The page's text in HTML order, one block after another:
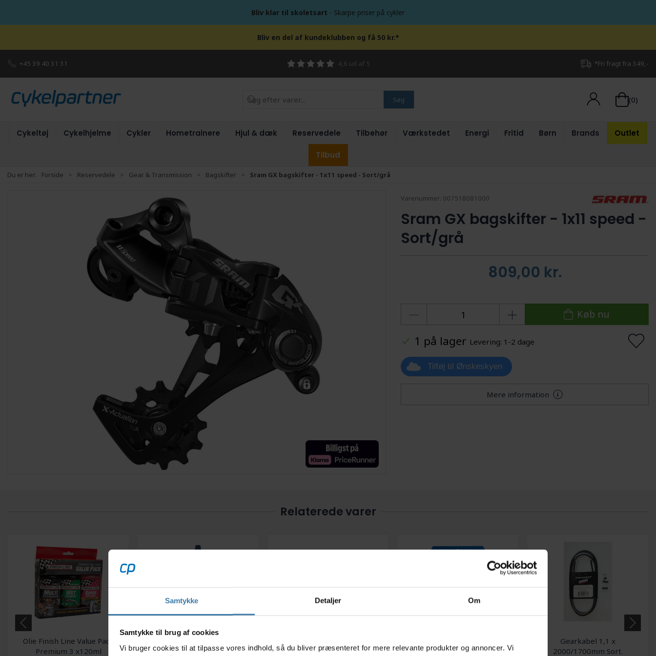
Samtykke Detaljer Om
Samtykke til brug af cookies
Vi bruger cookies til at tilpasse vores indhold, så du bliver præsenteret for mere relevante produkter og annoncer. Vi
Bliv klar til skoletsart - Skarpe priser på cykler
Bliv en del af kundeklubben og få 50 kr.*
+45 39 40 31 31 4,6 ud af 5 *Fri fragt fra 349,-
Søg (0)
Cykeltøj Cykelhjelme Cykler Hometrainere Hjul & dæk Reservedele Tilbehør Værkstedet Energi Fritid Børn Brands Outlet
Tilbud
Du er her: Forside Reservedele Gear & Transmission Bagskifter Sram GX bagskifter - 1x11 speed - Sort/grå
Varenummer: 007518081000
Sram GX bagskifter - 1x11 speed -
Sort/grå
809,00 kr.
Køb nu
1 på lager Levering: 1-2 dage
Tilføj til Ønskeskyen
Mere information
Relaterede varer
Olie Finish Line Value Pack
Premium 3 x120ml
smøremiddel 120ml - Til alle
gearkabelsæt til
til MTB/City Bike cykler
Gearkabel 1,1 x
2000/1700mm Sort.